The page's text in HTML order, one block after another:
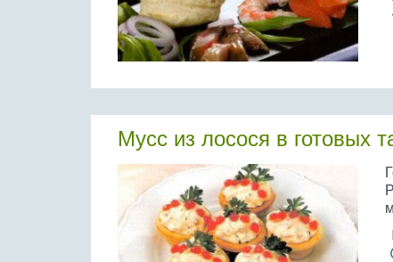
Мусс из лосося в готовых